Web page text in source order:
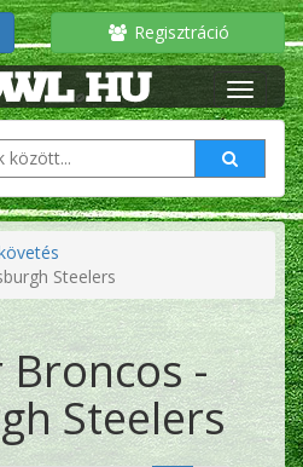
Regisztráció
Steelers
Broncos -
Steelers